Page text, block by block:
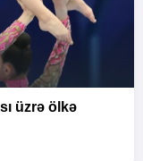
üzrə ölkə